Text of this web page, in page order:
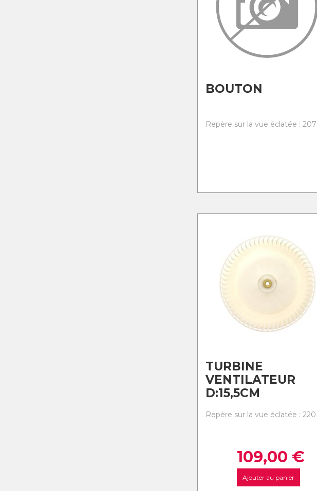
BOUTON
Repère sur la vue éclatée : 207
TURBINE
VENTILATEUR
D:15,5CM
Repère sur la vue éclatée : 220
109,00 €
Ajouter au panier